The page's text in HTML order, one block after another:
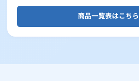
商品一覧表はこちら